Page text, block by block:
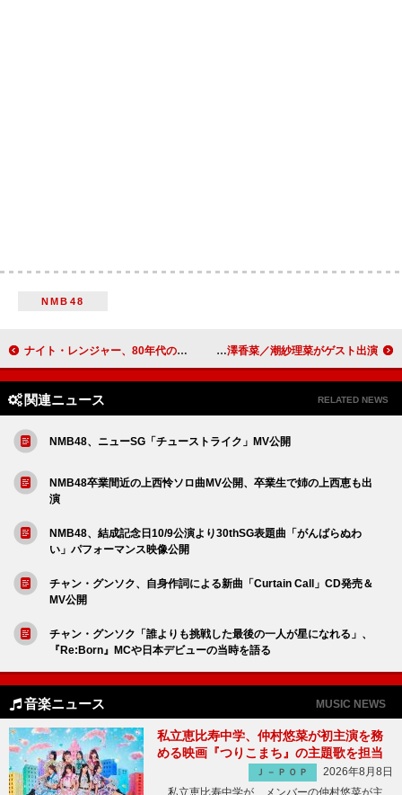
NMB48
ナイト・レンジャー、80年代の5タイトル＆ライブ盤が紙ジャケ仕様で発売決定 山崎怜奈のラジオ番組、BUDDiiS／佐倉綾音／花澤香菜／潮紗理菜がゲスト出演
関連ニュース RELATED NEWS
NMB48、ニューSG「チューストライク」MV公開
NMB48卒業間近の上西怜ソロ曲MV公開、卒業生で姉の上西恵も出
演
NMB48、結成記念日10/9公演より30thSG表題曲「がんばらぬわ
い」パフォーマンス映像公開
チャン・グンソク、自身作詞による新曲「Curtain Call」CD発売＆
MV公開
チャン・グンソク「誰よりも挑戦した最後の一人が星になれる」、
『Re:Born』MCや日本デビューの当時を語る
音楽ニュース MUSIC NEWS
私立恵比寿中学、仲村悠菜が初主演を務
める映画『つりこまち』の主題歌を担当
Ｊ－ＰＯＰ
2026年8月8日
私立恵比寿中学が、メンバーの仲村悠菜が主